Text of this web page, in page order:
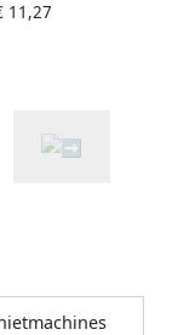
in een doos
11,27